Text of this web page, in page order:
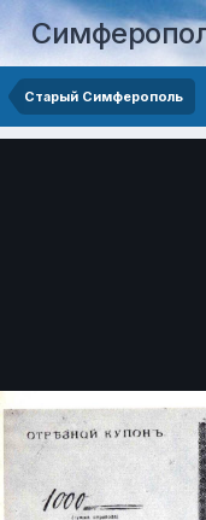
Старый Симферополь